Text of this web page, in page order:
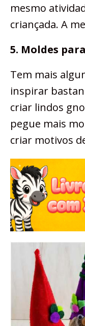
mesmo
criançada. A
5. Moldes
Tem mais
inspirar
criar lindos
pegue mais
criar motivos